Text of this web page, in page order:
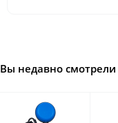
Вы недавно смотрели